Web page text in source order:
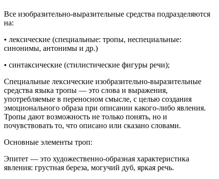
Все изобразительно-выразительные средства подразделяются
на:
• лексические (специальные: тропы, неспециальные:
синонимы, антонимы и др.)
• синтаксические (стилистические фигуры речи);
Специальные лексические изобразительно-выразительные
средства языка тропы — это слова и выражения,
употребляемые в переносном смысле, с целью создания
эмоционального образа при описании какого-либо явления.
Тропы дают возможность не только понять, но и
почувствовать то, что описано или сказано словами.
Основные элементы троп:
Эпитет — это художественно-образная характеристика
явления: грустная береза, могучий дуб, яркая речь.